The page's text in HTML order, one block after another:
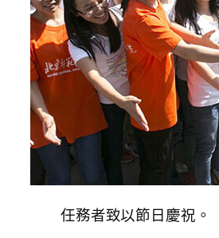
任務者致以節日慶祝。